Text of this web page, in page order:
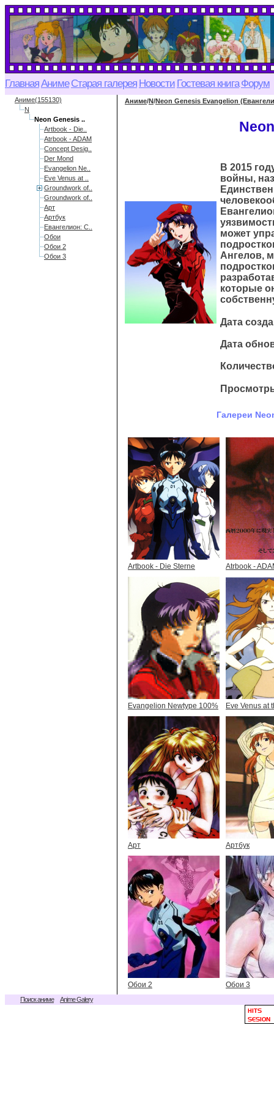
ГлавнаяАниме Старая галерея Новости Гостевая книга Форум
Аниме(155130)
N
Neon Genesis ..
Artbook - Die..
Atrbook - ADAM
Concept Desig..
Der Mond
Evangelion Ne..
Eve Venus at ..
Groundwork of..
Groundwork of..
Арт
Артбук
Евангелион: С..
Обои
Обои 2
Обои 3
Аниме/N/Neon Genesis Evangelion
В 2015
войны,
может
Ангелов,
которые
Дата
Дата
Галереи
Artbook - Die Sterne Atrbook -
Evangelion Newtype 100% Eve Venus at
Арт Артбук
Обои 2 Обои 3
Поиск аниме Anime Galery